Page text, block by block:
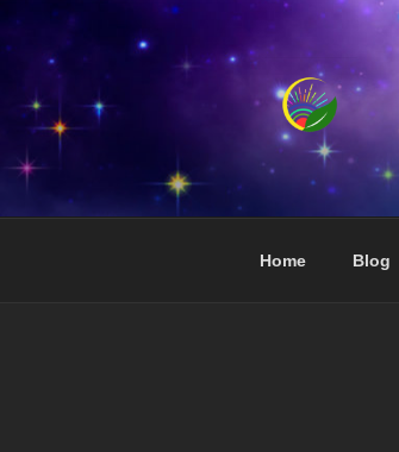
ン
キ
Home Blog